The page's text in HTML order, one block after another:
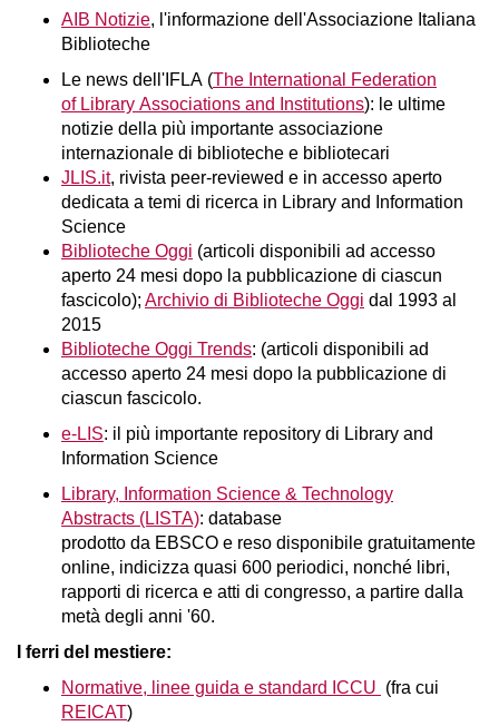
AIB Notizie, l'informazione dell'Associazione Italiana
Biblioteche
Le news dell'IFLA (The International Federation
of Library Associations and Institutions): le ultime
notizie della più importante associazione
internazionale di biblioteche e bibliotecari
JLIS.it, rivista peer-reviewed e in accesso aperto
dedicata a temi di ricerca in Library and Information
Science
Biblioteche Oggi (articoli disponibili ad accesso
aperto 24 mesi dopo la pubblicazione di ciascun
fascicolo); Archivio di Biblioteche Oggi dal 1993 al
2015
Biblioteche Oggi Trends: (articoli disponibili ad
accesso aperto 24 mesi dopo la pubblicazione di
ciascun fascicolo.
e-LIS: il più importante repository di Library and
Information Science
Library, Information Science & Technology
Abstracts (LISTA): database
prodotto da EBSCO e reso disponibile gratuitamente
online, indicizza quasi 600 periodici, nonché libri,
rapporti di ricerca e atti di congresso, a partire dalla
metà degli anni '60.
I ferri del mestiere:
Normative, linee guida e standard ICCU (fra cui
REICAT)